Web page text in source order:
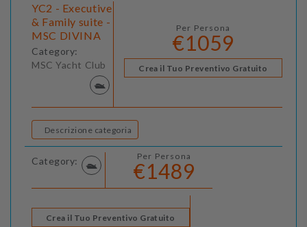
YC2 - Executive
& Family suite -
MSC DIVINA
Category:
MSC Yacht Club
Per Persona
€1059
Crea il Tuo Preventivo Gratuito
Descrizione categoria
Category: Per Persona
€1489
Crea il Tuo Preventivo Gratuito